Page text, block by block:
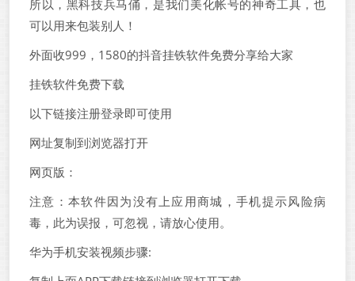
所以，黑科技兵马俑，是我们美化帐号的神奇工具，也
可以用来包装别人！
外面收999，1580的抖音挂铁软件免费分享给大家
挂铁软件免费下载
以下链接注册登录即可使用
网址复制到浏览器打开
网页版：
注意：本软件因为没有上应用商城，手机提示风险病
毒，此为误报，可忽视，请放心使用。
华为手机安装视频步骤: